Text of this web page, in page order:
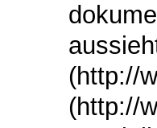
(http://
(http://